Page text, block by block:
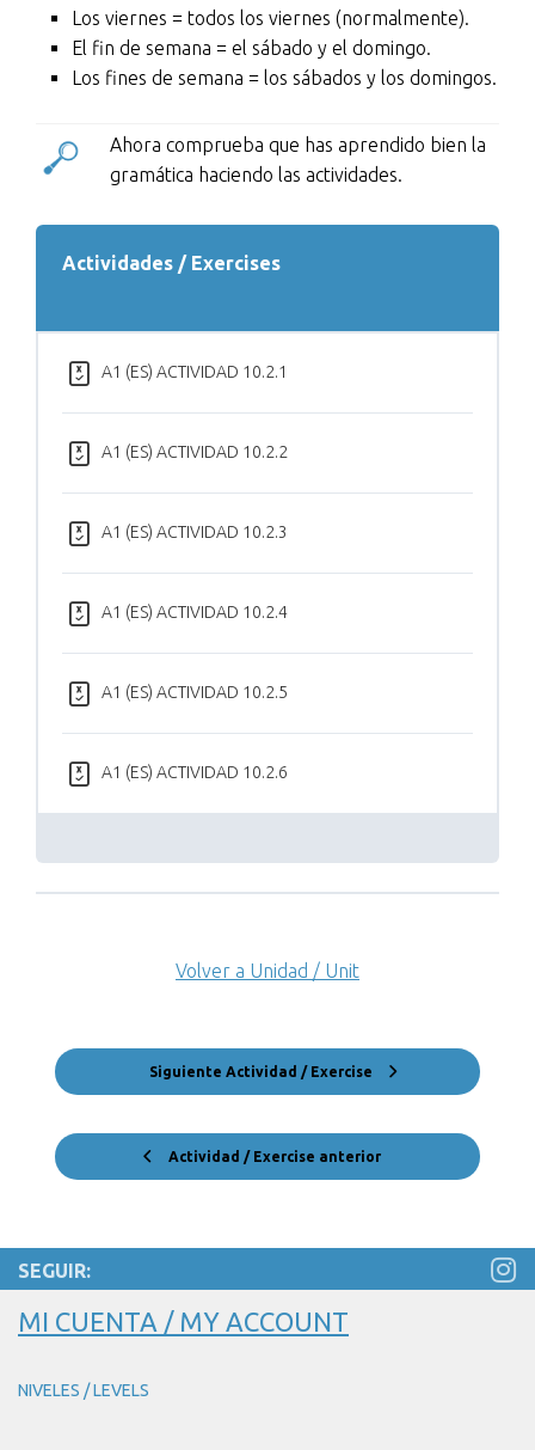
Los viernes = todos los viernes (normalmente).
El fin de semana = el sábado y el domingo.
Los fines de semana = los sábados y los domingos.
Ahora comprueba que has aprendido bien la
gramática haciendo las actividades.
Actividades / Exercises
A1 (ES) ACTIVIDAD 10.2.1
A1 (ES) ACTIVIDAD 10.2.2
A1 (ES) ACTIVIDAD 10.2.3
A1 (ES) ACTIVIDAD 10.2.4
A1 (ES) ACTIVIDAD 10.2.5
A1 (ES) ACTIVIDAD 10.2.6
Actividad / Exercise anterior
Volver a Unidad / Unit
Siguiente Actividad / Exercise
SEGUIR:
MI CUENTA / MY ACCOUNT
NIVELES / LEVELS